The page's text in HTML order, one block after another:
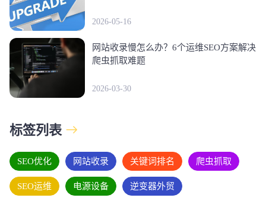
2026-05-16
网站收录慢怎么办？6个运维SEO方案解决
爬虫抓取难题
2026-03-30
标签列表
SEO优化 网站收录 关键词排名 爬虫抓取
SEO运维 电源设备 逆变器外贸